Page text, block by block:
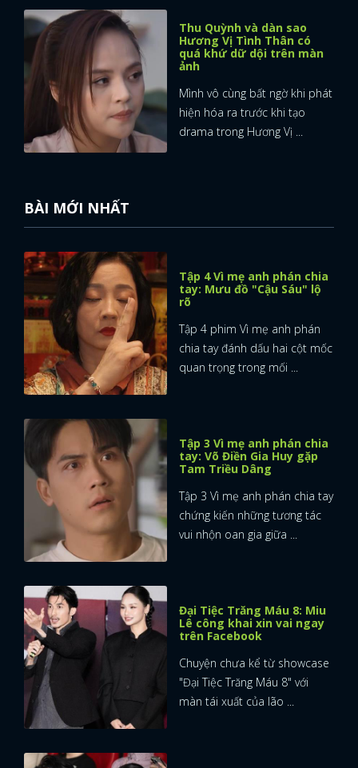
Thu Quỳnh và dàn sao
Hương Vị Tình Thân có
quá khứ dữ dội trên màn
ảnh
Mình vô cùng bất ngờ khi phát
hiện hóa ra trước khi tạo
drama trong Hương Vị ...
BÀI MỚI NHẤT
Tập 4 Vì mẹ anh phán chia
tay: Mưu đồ "Cậu Sáu" lộ
rõ
Tập 4 phim Vì mẹ anh phán
chia tay đánh dấu hai cột mốc
quan trọng trong mối ...
Tập 3 Vì mẹ anh phán chia
tay: Võ Điền Gia Huy gặp
Tam Triều Dâng
Tập 3 Vì mẹ anh phán chia tay
chứng kiến những tương tác
vui nhộn oan gia giữa ...
Đại Tiệc Trăng Máu 8: Miu
Lê công khai xin vai ngay
trên Facebook
Chuyện chưa kể từ showcase
"Đại Tiệc Trăng Máu 8" với
màn tái xuất của lão ...